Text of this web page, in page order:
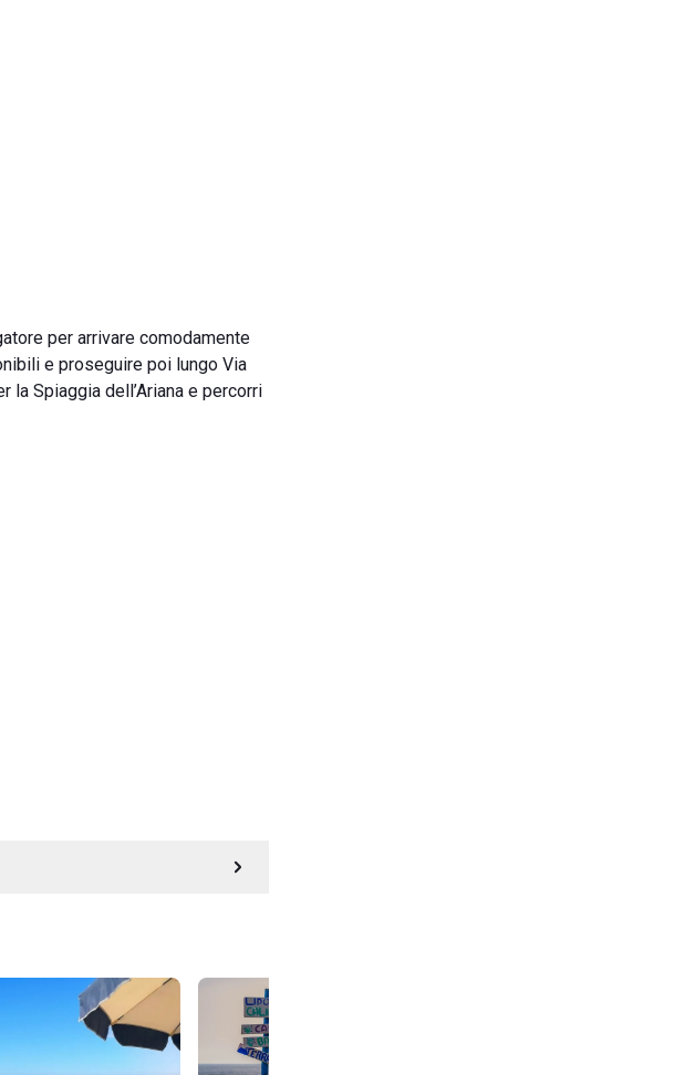
per arrivare comodamente
e proseguire poi lungo Via
la Spiaggia dell’Ariana e percorri